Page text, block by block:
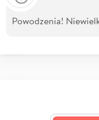
Powodzenia!